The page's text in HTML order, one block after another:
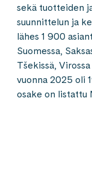
sekä tuotteiden
suunnittelun ja
lähes 1 900
Suomessa,
Tšekissä,
vuonna 2025 oli
osake on listattu